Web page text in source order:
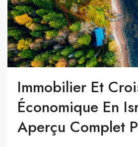
Immobilier Et
Économique En
Aperçu Complet